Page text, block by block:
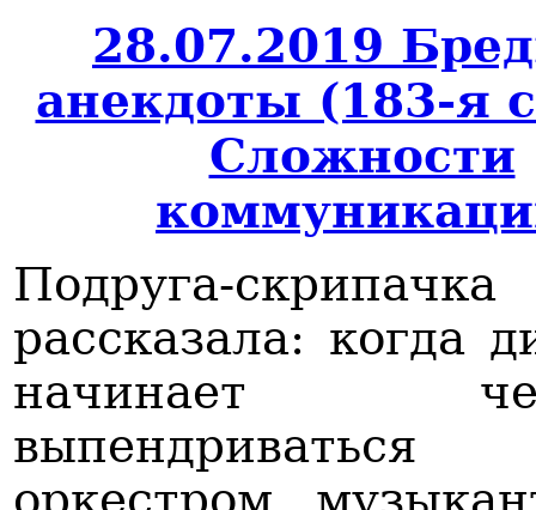
28.07.2019
анекдоты (183-я
Сложности
Подруга-скрипачка
рассказала: когда
начинает
выпендриваться